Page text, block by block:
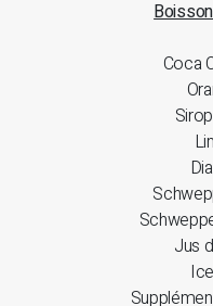
Coca
Jus